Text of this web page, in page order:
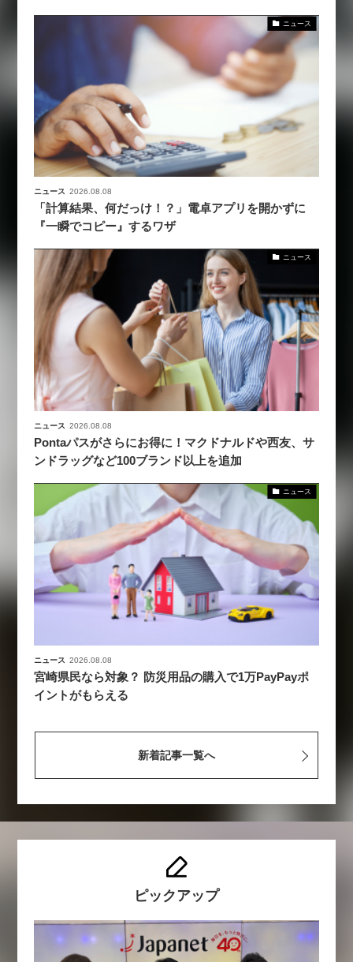
ニュース
ニュース 2026.08.08
「計算結果、何だっけ！？」電卓アプリを開かずに
『一瞬でコピー』するワザ
ニュース
ニュース 2026.08.08
Pontaパスがさらにお得に！マクドナルドや西友、サ
ンドラッグなど100ブランド以上を追加
ニュース
ニュース 2026.08.08
宮崎県民なら対象？ 防災用品の購入で1万PayPayポ
イントがもらえる
新着記事一覧へ
ピックアップ